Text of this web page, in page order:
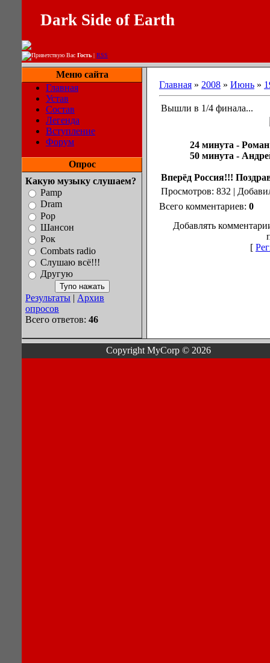
Dark Side of Earth
Приветствую Вас Гость | RSS
Меню сайта
Главная
Устав
Состав
Легенда
Вступление
Форум
Опрос
Какую музыку слушаем?
Pamp
Dram
Pop
Шансон
Рок
Combats radio
Слушаю всё!!!
Другую
Результаты | Архив
опросов
Всего ответов: 46
Главная » 2008 » Июнь »
Вышли в 1/4 финала...
24 минута -
50 минута -
Вперёд Россия!!!
Просмотров: 832 |
Всего комментариев: 0
Добавлять
[
Copyright MyCorp © 2026